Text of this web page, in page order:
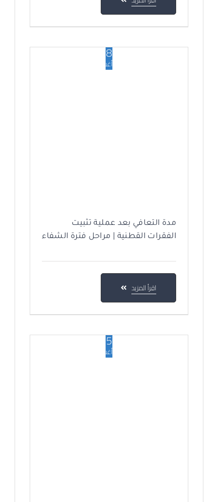
28
أغسطس
مدة التعافي بعد عملية تثبيت
الفقرات القطنية | مراحل فترة الشفاء
اقرأ المزيد
25
أغسطس